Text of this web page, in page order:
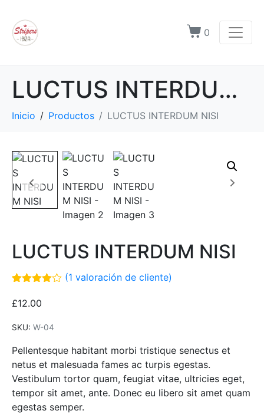
0
LUCTUS INTERDUM NISI
Inicio Productos LUCTUS INTERDUM NISI
LUCTUS INTERDUM NISI
con 4.00
de 5 en
valoración
cliente
(1 valoración de cliente)
£12.00
SKU: W-04
Pellentesque habitant morbi tristique senectus et
netus et malesuada fames ac turpis egestas.
Vestibulum tortor quam, feugiat vitae, ultricies eget,
tempor sit amet, ante. Donec eu libero sit amet quam
egestas semper.